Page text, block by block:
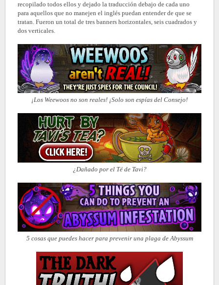
recopilado todos ellos y dejado la traducción debajo de cada uno
para aquellos que no manejen el inglés puedan entender de que se
tratan. Fueron un total de tres banners horizontales, seis cuadrados y
dos verticales.
¡Los Weewoos no son reales! ¡Solo son espías del Consejo!
¿Dañado por el Té de Tavi?
5 cosas que puedes hacer para prevenir una plaga de Abyssum